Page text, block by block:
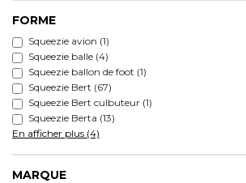
FORME
Squeezie avion (1)
Squeezie balle (4)
Squeezie ballon de foot (1)
Squeezie Bert (67)
Squeezie Bert culbuteur (1)
Squeezie Berta (13)
En afficher plus (4)
MARQUE